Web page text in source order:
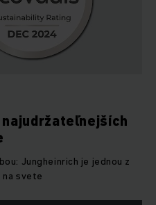
Jungheinrich je jednou z
svete